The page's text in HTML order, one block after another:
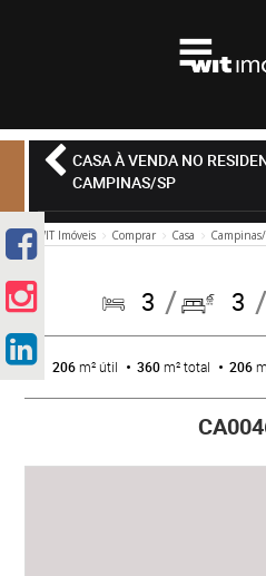
CASA À VENDA NO
CAMPINAS/SP
WIT Imóveis Comprar Casa
3 3
206m² útil 360m² total 206